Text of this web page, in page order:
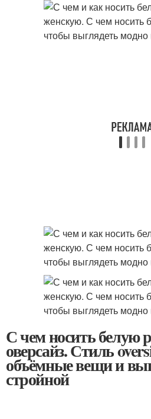
С чем носить белую
оверсайз. Стиль
объёмные вещи и
стройной